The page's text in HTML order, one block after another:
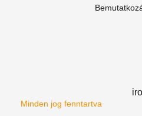
Minden jog fenntartva